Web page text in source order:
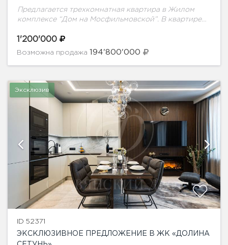
Предлагается трехкомнатная квартира в Жилом
комплексе “Дом на Мосфильмовской”. В квартире
Квартира полностью меблирована эксклюзивной
мебелью из чисто экологических материалов,
1'200'000
Возможна продажа 194'800'000
Эксклюзив
ID 52371
ЭКСКЛЮЗИВНОЕ ПРЕДЛОЖЕНИЕ В ЖК «ДОЛИНА